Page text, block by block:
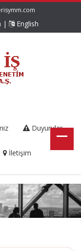
| English
Duyurular
İletişim